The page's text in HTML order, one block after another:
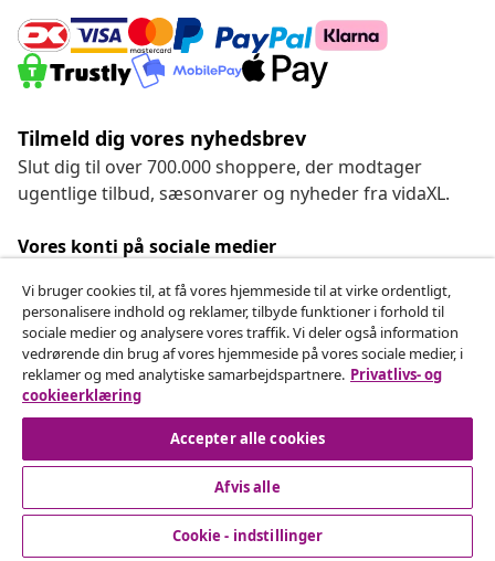
Tilmeld dig vores nyhedsbrev
Slut dig til over 700.000 shoppere, der modtager
ugentlige tilbud, sæsonvarer og nyheder fra vidaXL.
Vores konti på sociale medier
Fortryd køb
Indsend en anmodning om at fortryde din ordre.
Fortryd køb
Vi bruger cookies til, at få vores hjemmeside til at virke ordentligt,
personalisere indhold og reklamer, tilbyde funktioner i forhold til
sociale medier og analysere vores traffik. Vi deler også information
vedrørende din brug af vores hjemmeside på vores sociale medier, i
reklamer og med analytiske samarbejdspartnere. Privatlivs- og
cookieerklæring
Accepter alle cookies
Afvis alle
Cookie - indstillinger